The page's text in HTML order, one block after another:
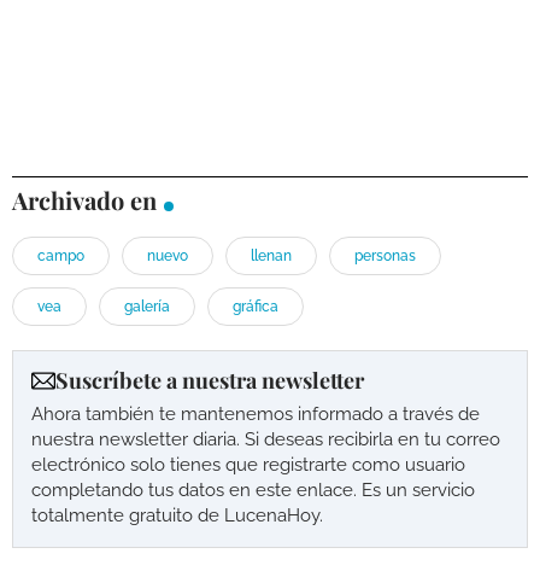
Archivado en
campo nuevo llenan personas
vea galería gráfica
Suscríbete a nuestra newsletter
Ahora también te mantenemos informado a través de
nuestra newsletter diaria. Si deseas recibirla en tu correo
electrónico solo tienes que registrarte como usuario
completando tus datos en este enlace. Es un servicio
totalmente gratuito de LucenaHoy.